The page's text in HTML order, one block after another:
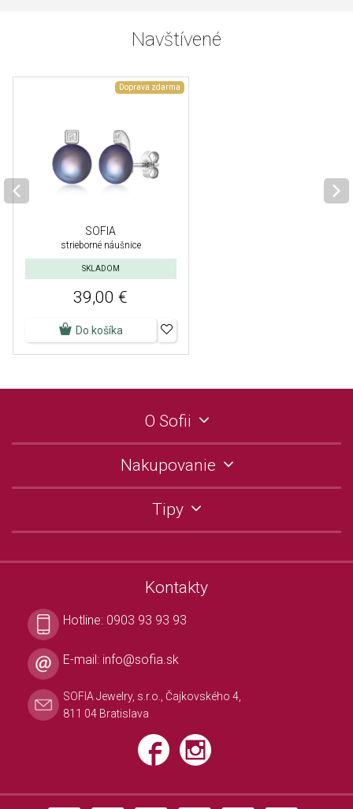
Navštívené
Doprava zdarma
SOFIA
strieborné náušnice
SKLADOM
39,00 €
Do košíka
O Sofii
Nakupovanie
Tipy
Kontakty
Hotline: 0903 93 93 93
E-mail: info@sofia.sk
SOFIA Jewelry, s.r.o., Čajkovského 4,
811 04 Bratislava